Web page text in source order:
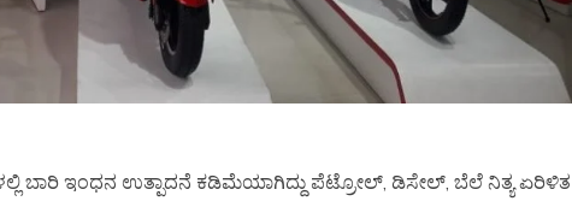
ಬಾರಿ ಇಂಧನ ಉತ್ಪಾದನೆ ಕಡಿಮೆಯಾಗಿದ್ದು ಪೆಟ್ರೋಲ್, ಡಿಸೇಲ್, ಬೆಲೆ ನಿತ್ಯ ಏರಿಳಿತ